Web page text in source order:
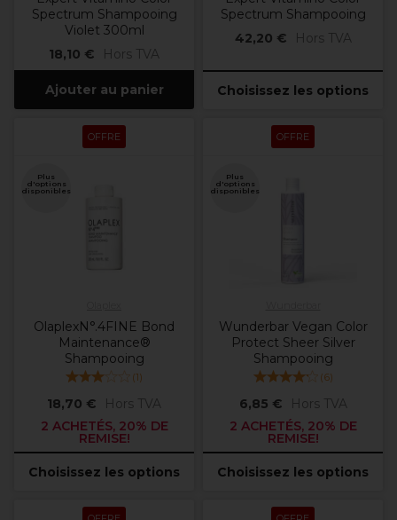
Spectrum Shampooing
Violet 300ml
18,10 €
Hors TVA
Ajouter au panier
Spectrum Shampooing
42,20 €
Hors TVA
Choisissez les options
OFFRE
Plus
d'options
disponibles
OlaplexN°.4FINE Bond
Maintenance®
Shampooing
(1)
18,70 €
Hors TVA
2 ACHETÉS, 20% DE
REMISE!
Choisissez les options
OFFRE
Plus
d'options
disponibles
Wunderbar Vegan Color
Protect Sheer Silver
Shampooing
(6)
6,85 €
Hors TVA
2 ACHETÉS, 20% DE
REMISE!
Choisissez les options